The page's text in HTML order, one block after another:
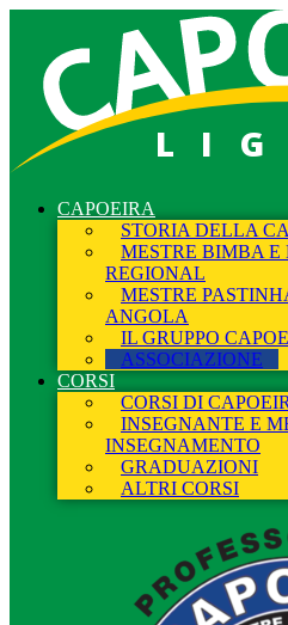
CAPOEIRA
STORIA DELLA
MESTRE BIMBA E
REGIONAL
MESTRE
ANGOLA
IL GRUPPO
ASSOCIAZIONE
CORSI
CORSI DI
INSEGNANTE E
INSEGNAMENTO
GRADUAZIONI
ALTRI CORSI